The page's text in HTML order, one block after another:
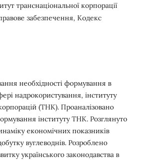
транснаціональної корпорації
забезпечення, Кодекс
необхідності формування в
надрокористування, інституту
(ТНК). Проаналізовано
інституту ТНК. Розглянуто
економічних показників
вуглеводнів. Розроблено
українського законодавства в